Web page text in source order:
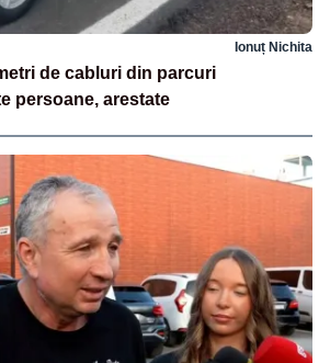
Ionuț Nichita
de cabluri din parcuri
persoane, arestate